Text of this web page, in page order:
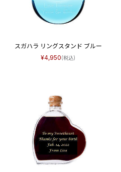
スガハラ リングスタンド ブルー
4,950